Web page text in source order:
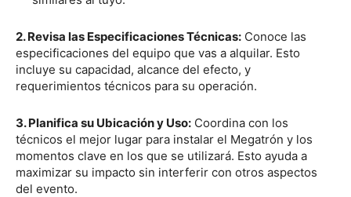
2. Revisa las Especificaciones Técnicas: Conoce las
especificaciones del equipo que vas a alquilar. Esto
incluye su capacidad, alcance del efecto, y
requerimientos técnicos para su operación.
3. Planifica su Ubicación y Uso: Coordina con los
técnicos el mejor lugar para instalar el Megatrón y los
momentos clave en los que se utilizará. Esto ayuda a
maximizar su impacto sin interferir con otros aspectos
del evento.